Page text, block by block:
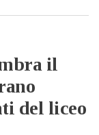
il
del liceo